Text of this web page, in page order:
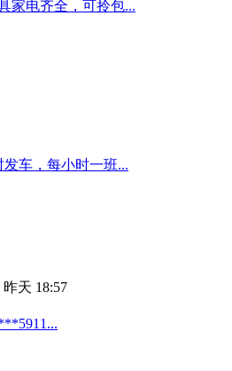
家电齐全，可拎包...
车，每小时一班...
昨天 18:57